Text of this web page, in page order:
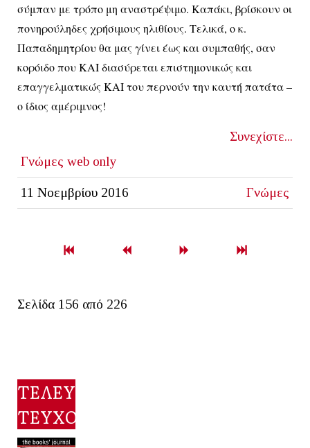
σύμπαν με τρόπο μη αναστρέψιμο. Καπάκι, βρίσκουν οι
πονηρούληδες χρήσιμους ηλιθίους. Τελικά, ο κ.
Παπαδημητρίου θα μας γίνει έως και συμπαθής, σαν
κορόιδο που ΚΑΙ διασύρεται επιστημονικώς και
επαγγελματικώς ΚΑΙ του περνούν την καυτή πατάτα –
ο ίδιος αμέριμνος!
Συνεχίστε...
Γνώμες web only
11 Νοεμβρίου 2016 Γνώμες
Σελίδα 156 από 226
ΤΕΛΕΥΤΑΙΟ
ΤΕΥΧΟΣ